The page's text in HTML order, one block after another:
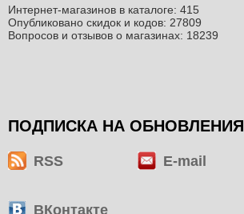
Интернет-магазинов в каталоге: 415
Опубликовано скидок и кодов: 27809
Вопросов и отзывов о магазинах: 18239
ПОДПИСКА НА ОБНОВЛЕНИЯ
RSS E-mail
ВКонтакте